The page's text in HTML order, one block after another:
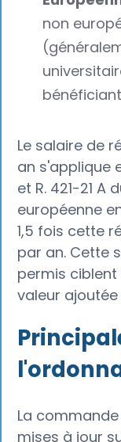
non
Le salaire de
an s'applique
et R. 421-21 A
européenne
1,5 fois cette
par an. Cette
permis
valeur
La
mises à jour